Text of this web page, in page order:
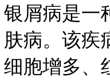
银屑病是一
肤病。该疾
细胞增多、